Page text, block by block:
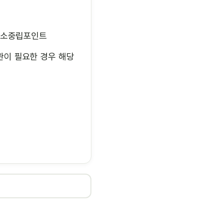
중립포인트
이 필요한 경우 해당